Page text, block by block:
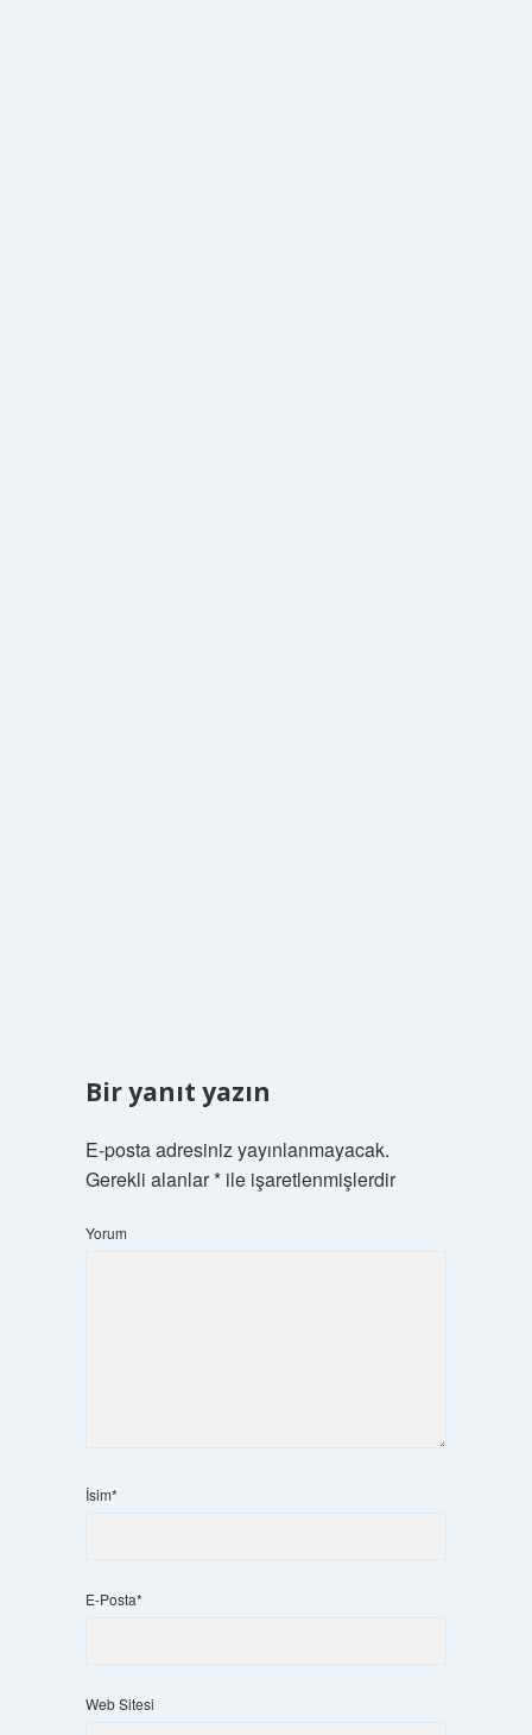
Bir yanıt yazın
E-posta adresiniz yayınlanmayacak.
Gerekli alanlar*ile işaretlenmişlerdir
Yorum
İsim*
E-Posta*
Web Sitesi